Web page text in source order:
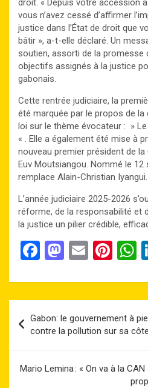
droit. « Depuis votre accession
vous n’avez cessé d’affirmer
justice dans l’État de droit que
bâtir », a-t-elle déclaré. Un
soutien, assorti de la promesse
objectifs assignés à la justice
gabonais.
Cette rentrée judiciaire, la
été marquée par le propos de
loi sur le thème évocateur : »
« . Elle a également été mise à
nouveau premier président de
Euv Moutsiangou. Nommé le 12
remplace Alain-Christian Iyangui.
L’année judiciaire 2025-2026
réforme, de la responsabilité et
la justice un pilier crédible,
F
ce
b
o
o
k
M
st
d
o
n
E
ail
Pi
er
es
t
s
p
p
de
l’article
Gabon: le gouvernement à
contre la pollution sur sa
Mario Lemina : « On va à la